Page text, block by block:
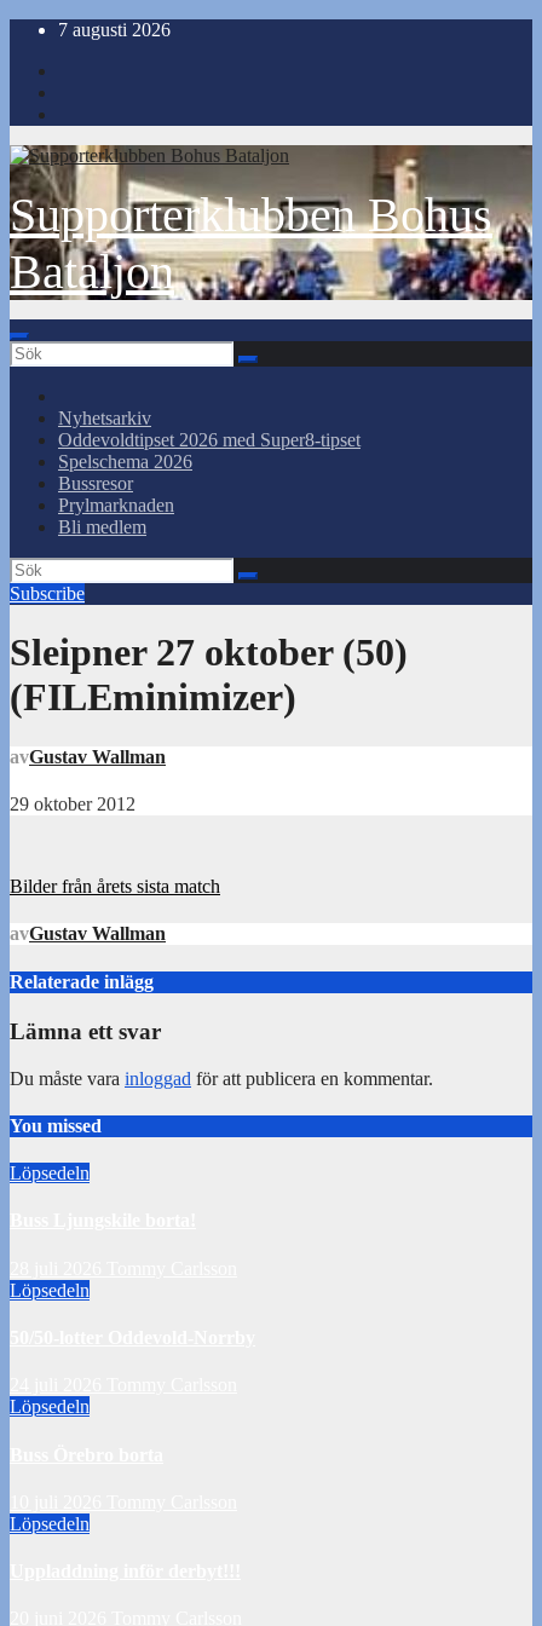
Hoppa
innehåll
7 augusti 2026
Supporterklubben Bohus
Bataljon
Nyhetsarkiv
Oddevoldtipset 2026 med Super8-tipset
Spelschema 2026
Bussresor
Prylmarknaden
Bli medlem
Subscribe
Sleipner 27 oktober (50)
(FILEminimizer)
avGustav Wallman
29 oktober 2012
Inläggsnavigering
Bilder från årets sista match
avGustav Wallman
Relaterade inlägg
Lämna ett svar
Du måste vara inloggad för att publicera en kommentar.
You missed
Löpsedeln
Löpsedeln
Löpsedeln
Löpsedeln